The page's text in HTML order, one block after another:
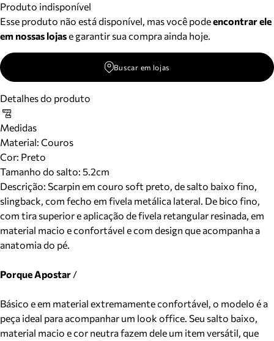
Produto indisponível
Esse produto não está disponível, mas você podeencontrar ele
em nossas lojase garantir sua compra ainda hoje.
Buscar em lojas
Detalhes do produto
Medidas
Material: Couros
Cor: Preto
Tamanho do salto: 5.2cm
Descrição: Scarpin em couro soft preto, de salto baixo fino,
slingback, com fecho em fivela metálica lateral. De bico fino,
com tira superior e aplicação de fivela retangular resinada, em
material macio e confortável e com design que acompanha a
anatomia do pé.
Porque Apostar /
Básico e em material extremamente confortável, o modelo é a
peça ideal para acompanhar um look office. Seu salto baixo,
material macio e cor neutra fazem dele um item versátil, que